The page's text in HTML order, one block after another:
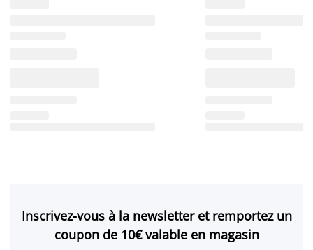
Inscrivez-vous à la newsletter et remportez un
coupon de 10€ valable en magasin